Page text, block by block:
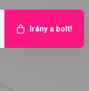
Irány a bolt!